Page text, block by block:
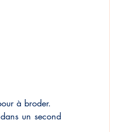
à broder.
un second